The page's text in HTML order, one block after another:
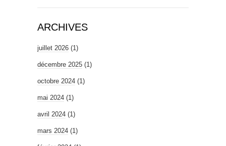
ARCHIVES
juillet 2026 (1)
décembre 2025 (1)
octobre 2024 (1)
mai 2024 (1)
avril 2024 (1)
mars 2024 (1)